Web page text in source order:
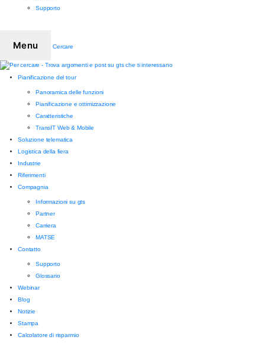
Supporto
Menu Cercare
Pianificazione del tour
Panoramica delle funzioni
Pianificazione e ottimizzazione
Caratteristiche
TransIT Web & Mobile
Soluzione telematica
Logistica della fiera
Industrie
Riferimenti
Compagnia
Informazioni su gts
Partner
Carriera
MATSE
Contatto
Supporto
Glossario
Webinar
Blog
Notizie
Stampa
Calcolatore di risparmio